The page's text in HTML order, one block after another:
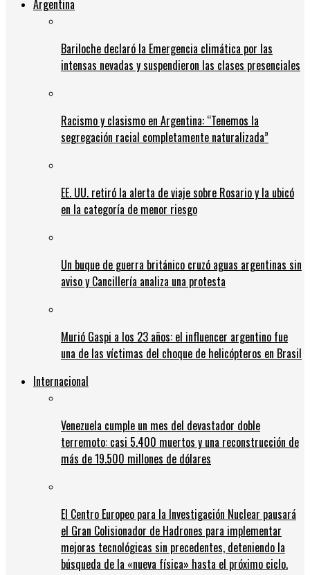
Argentina
Bariloche declaró la Emergencia climática por las
intensas nevadas y suspendieron las clases presenciales
Racismo y clasismo en Argentina: “Tenemos la
segregación racial completamente naturalizada”
EE. UU. retiró la alerta de viaje sobre Rosario y la ubicó
en la categoría de menor riesgo
Un buque de guerra británico cruzó aguas argentinas sin
aviso y Cancillería analiza una protesta
Murió Gaspi a los 23 años: el influencer argentino fue
una de las víctimas del choque de helicópteros en Brasil
Internacional
Venezuela cumple un mes del devastador doble
terremoto: casi 5.400 muertos y una reconstrucción de
más de 19.500 millones de dólares
El Centro Europeo para la Investigación Nuclear pausará
el Gran Colisionador de Hadrones para implementar
mejoras tecnológicas sin precedentes, deteniendo la
búsqueda de la «nueva física» hasta el próximo ciclo.